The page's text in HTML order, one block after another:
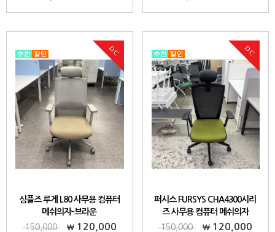
DC
심플즈 루게 L80 사무용 컴퓨터
메쉬의자-브라운
150,000
120,000
DC
퍼시스 FURSYS CHA4300시리
즈 사무용 컴퓨터 메쉬의자
[CHA4300RH]-557B
150,000 120,000